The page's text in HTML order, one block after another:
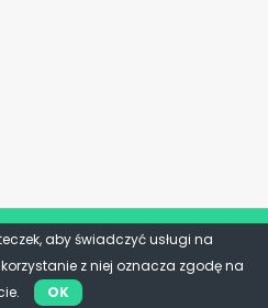
aby świadczyć usługi na
z niej oznacza zgodę na
OK